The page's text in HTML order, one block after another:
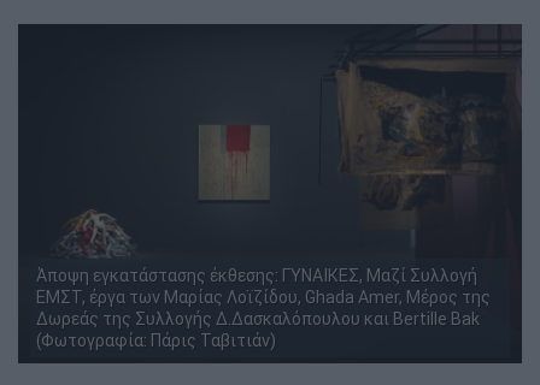
Άποψη εγκατάστασης έκθεσης: ΓΥΝΑΙΚΕΣ, Μαζί Συλλογή
ΕΜΣΤ, έργα των Μαρίας Λοϊζίδου, Ghada Amer, Μέρος της
Δωρεάς της Συλλογής Δ.Δασκαλόπουλου και Bertille Bak
(Φωτογραφία: Πάρις Ταβιτιάν)